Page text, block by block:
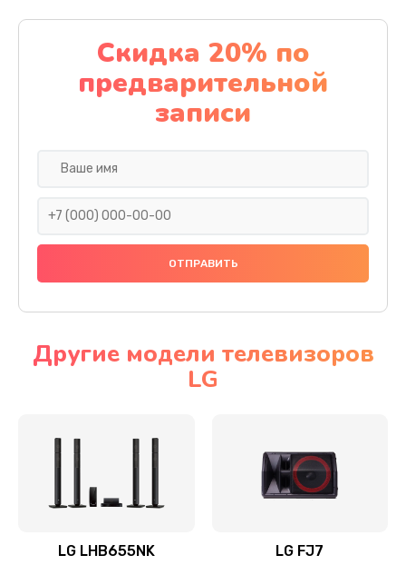
Заказать
Замена дисплея (экрана)
2000 руб.
Заказать
Ремонт платы электроники
Прошивка
Ремонт механики привода
Ремонт / замена кнопок, клавиш, индикаторов,
Скидка 20% по
предварительной
записи
Другие модели телевизоров
LG
LG LHB655NK LG FJ7